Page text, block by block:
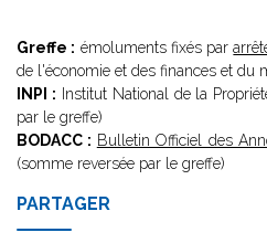
Greffe : émoluments fixés par
de l'économie et des finances et du
INPI : Institut National de la
par le greffe)
BODACC : Bulletin Officiel des
(somme reversée par le greffe)
PARTAGER